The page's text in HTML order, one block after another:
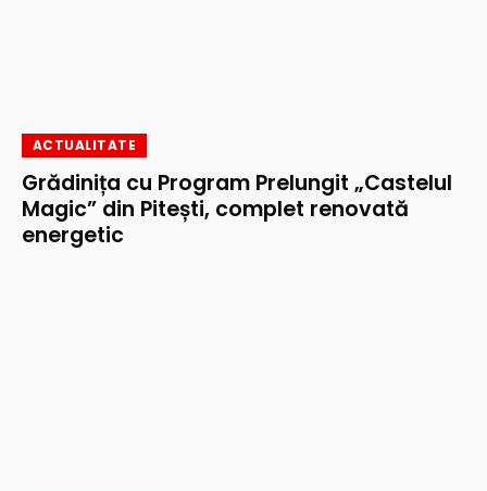
ACTUALITATE
Grădinița cu Program Prelungit „Castelul
Magic” din Pitești, complet renovată
energetic